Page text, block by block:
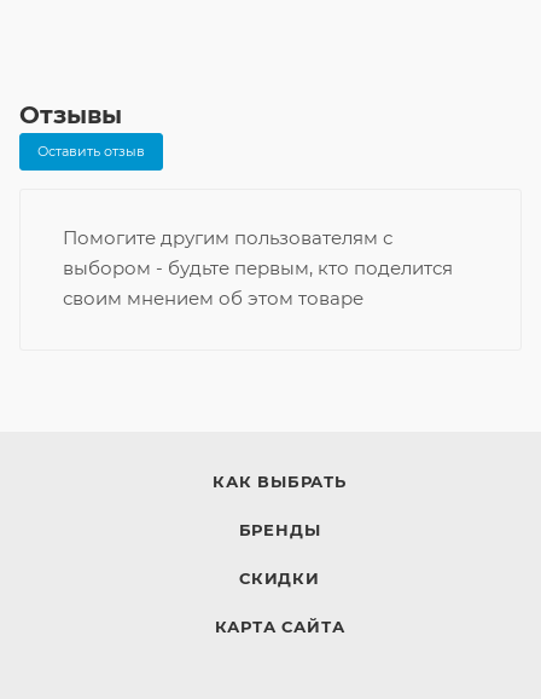
Отзывы
Оставить отзыв
Помогите другим пользователям с
выбором - будьте первым, кто поделится
своим мнением об этом товаре
КАК ВЫБРАТЬ
БРЕНДЫ
СКИДКИ
КАРТА САЙТА